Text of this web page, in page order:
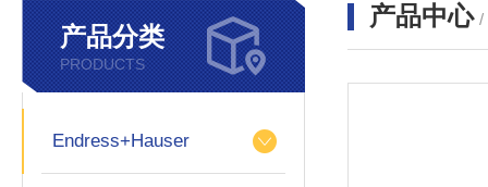
产品分类
PRODUCTS
Endress+Hauser
产品中心 /